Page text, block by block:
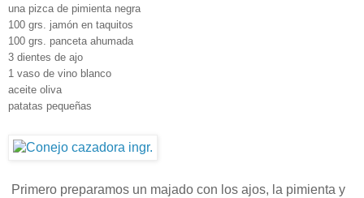
una pizca de pimienta negra
100 grs. jamón en taquitos
100 grs. panceta ahumada
3 dientes de ajo
1 vaso de vino blanco
aceite oliva
patatas pequeñas
Primero preparamos un majado con los ajos, la pimienta y